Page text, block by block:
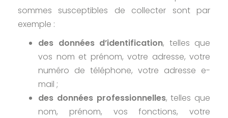
sommes susceptibles de collecter sont par
exemple :
des données d’identification, telles que
vos nom et prénom, votre adresse, votre
numéro de téléphone, votre adresse e-
mail ;
des données professionnelles, telles que
nom, prénom, vos fonctions, votre